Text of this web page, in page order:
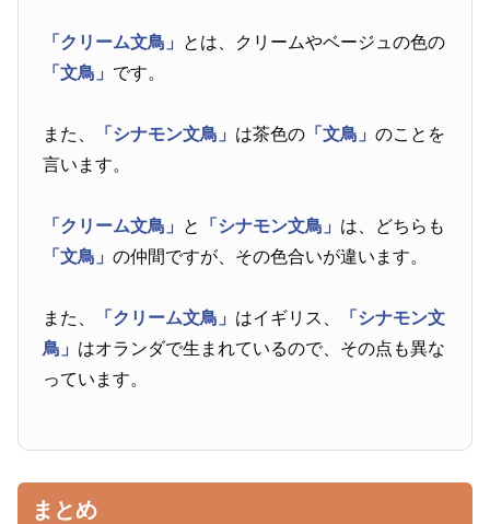
「クリーム文鳥」 とは、クリームやベージュの色の
「文鳥」 です。
また、 「シナモン文鳥」 は茶色の 「文鳥」のことを
言います。
「クリーム文鳥」 と 「シナモン文鳥」 は、どちらも
「文鳥」の仲間ですが、その色合いが違います。
また、 「クリーム文鳥」 はイギリス、
「シナモン文
鳥」 はオランダで生まれているので、その点も異な
っています。
まとめ